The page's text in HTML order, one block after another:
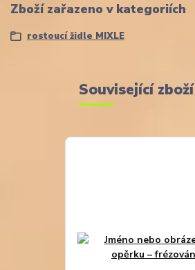
Zboží zařazeno v kategoriích
rostoucí židle MIXLE
Související zboží